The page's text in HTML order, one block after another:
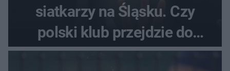
siatkarzy na Śląsku. Czy
polski klub przejdzie do
historii